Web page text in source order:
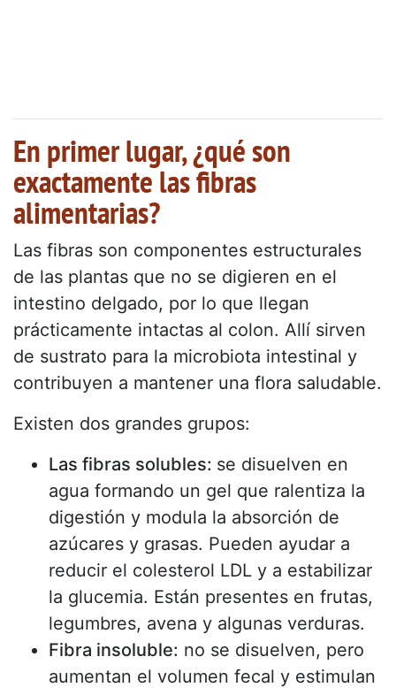
En primer lugar, ¿qué son
exactamente las fibras
alimentarias?
Las fibras son componentes estructurales
de las plantas que no se digieren en el
intestino delgado, por lo que llegan
prácticamente intactas al colon. Allí sirven
de sustrato para la microbiota intestinal y
contribuyen a mantener una flora saludable.
Existen dos grandes grupos:
Las fibras solubles: se disuelven en
agua formando un gel que ralentiza la
digestión y modula la absorción de
azúcares y grasas. Pueden ayudar a
reducir el colesterol LDL y a estabilizar
la glucemia. Están presentes en frutas,
legumbres, avena y algunas verduras.
Fibra insoluble: no se disuelven, pero
aumentan el volumen fecal y estimulan